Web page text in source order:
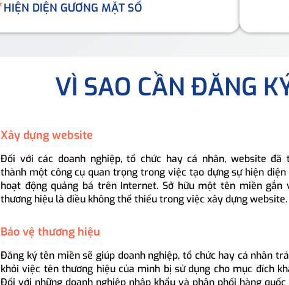
HIỆN DIỆN GƯƠNG MẶT SỐ
VÌ SAO CẦN ĐĂNG
Xây dựng website
Đối với các doanh nghiệp, tổ chức hay cá nhân, website đã
thành một công cụ quan trọng trong việc tạo dựng sự hiện diện
hoạt động quảng bá trên Internet. Sở hữu một tên miền gắn
thương hiệu là điều không thể thiếu trong việc xây dựng website.
Bảo vệ thương hiệu
Đăng ký tên miền sẽ giúp doanh nghiệp, tổ chức hay cá nhân
khỏi việc tên thương hiệu của mình bị sử dụng cho mục đích
Đối với những doanh nghiệp nhập khẩu và phân phối hàng quốc